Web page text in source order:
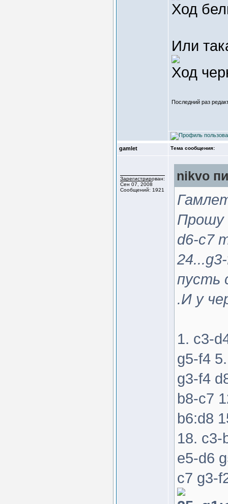
Ход
Или
Ход
Последний раз
gamlet Тема сообщения:
Зарегистрирован:
Сен 07, 2008
Сообщений: 1921
nikvo
Прошу
d6-c7
пусть
.И у
1. c3-
g5-f4
g3-f4
b8-c7
b6:d8
18. c3-
e5-d6
c7 g3-